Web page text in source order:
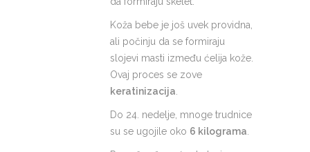
Koža bebe je još uvek providna,
ali počinju da se formiraju
slojevi masti između ćelija kože.
Ovaj proces se zove
keratinizacija
Do 24. nedelje, mnoge trudnice
su se ugojile oko 6 kilograma